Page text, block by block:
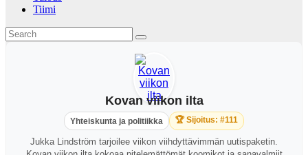
Tiimi
Kovan viikon ilta
Yhteiskunta ja politiikka 🏆 Sijoitus: #111
Jukka Lindström tarjoilee viikon viihdyttävimmän uutispaketin.